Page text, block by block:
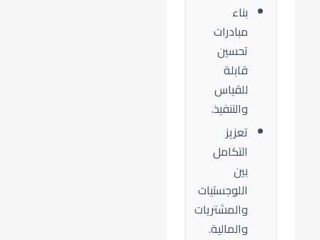
بناء
مبادرات
تحسين
قابلة
للقياس
والتنفيذ.
تعزيز
التكامل
بين
اللوجستيات
والمشتريات
والمالية.